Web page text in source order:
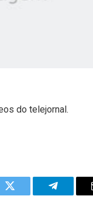
do telejornal.
Twitter Telegram